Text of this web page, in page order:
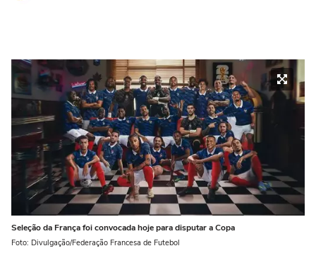
Seleção da França foi convocada hoje para disputar a Copa
Foto: Divulgação/Federação Francesa de Futebol